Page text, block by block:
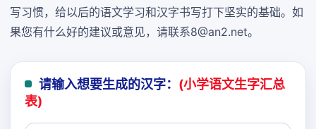
写习惯，给以后的语文学习和汉字书写打下坚实的基础。如
果您有什么好的建议或意见，请联系8@an2.net。
请输入想要生成的汉字： (小学语文生字汇总
表)